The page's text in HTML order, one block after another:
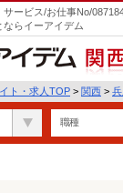
ービス/お仕事No/
ならイーアイデム
関西
ト・求人TOP > 関西 >
職種